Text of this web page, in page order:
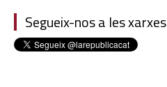
Segueix-nos a les xarxes